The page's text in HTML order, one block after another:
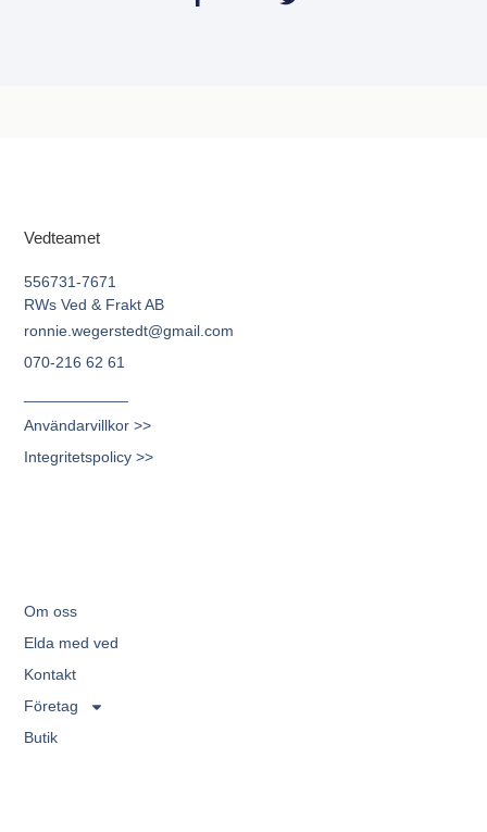
Vedteamet
556731-7671
RWs Ved & Frakt AB
ronnie.wegerstedt@gmail.com
070-216 62 61
Användarvillkor >>
Integritetspolicy >>
Om oss
Elda med ved
Kontakt
Företag
Butik